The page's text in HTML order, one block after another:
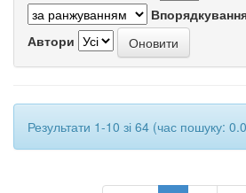
Автори
Результати 1-10 зі 64 (час пошуку: